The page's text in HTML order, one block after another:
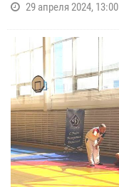
29 апреля 2024, 13:00